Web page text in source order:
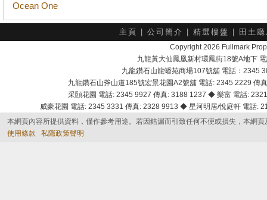
Ocean One
主頁 公司簡介 精選樓盤 田土
Copyright 2026 Fullmark
九龍黃大仙鳳凰新村環鳳街18號A地下
九龍鑽石山龍蟠苑商場107號舖 電話：2345
九龍鑽石山斧山道185號宏景花園A2號舖 電話: 2345 2229
采頣花園 電話: 2345 9927 傳真: 3188 1237 ◆ 樂富 電話:
威豪花園 電話: 2345 3331 傳真: 2328 9913 ◆ 星河明居/悅庭軒 電話
本網頁內容所提供資料，僅作參考用途。若因錯漏而引致任何不便或損失，本網
使用條款
私隱政策聲明